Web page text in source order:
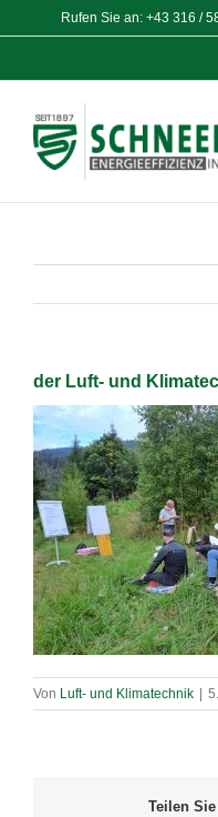
Rufen Sie an: +43 316 /
der Luft- und
Von Luft- und Klimatechnik
Teilen